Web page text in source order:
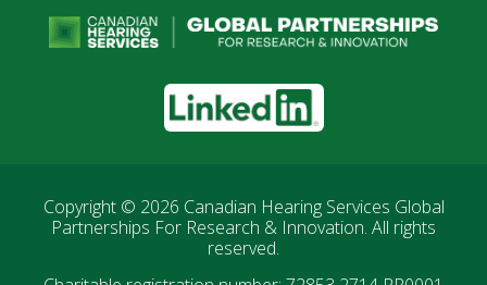
LinkedIn
Copyright © 2026 Canadian Hearing Services Global
Partnerships For Research & Innovation. All rights
reserved.